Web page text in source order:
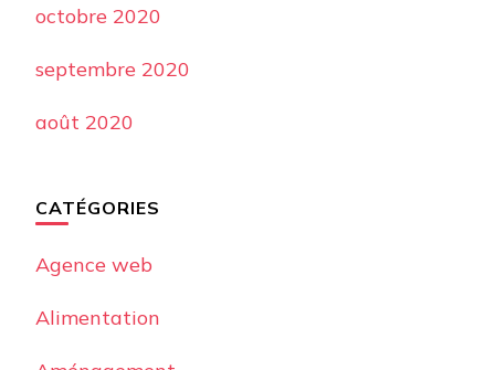
octobre 2020
septembre 2020
août 2020
CATÉGORIES
Agence web
Alimentation